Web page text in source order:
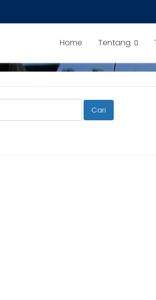
Home Tentang
Cari